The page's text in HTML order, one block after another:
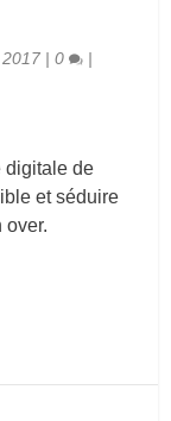
2017 |0 |
digitale de
et séduire
over.